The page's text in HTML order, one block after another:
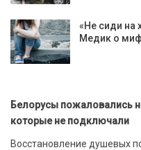
«Не сиди на
Медик о
Белорусы пожаловались
которые не подключали
Восстановление душевых